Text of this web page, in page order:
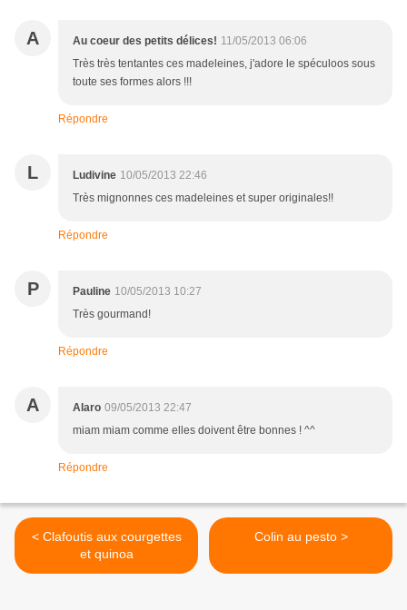
A Au coeur des petits délices! 11/05/2013 06:06
Très très tentantes ces madeleines, j'adore le spéculoos sous
toute ses formes alors !!!
Répondre
L Ludivine 10/05/2013 22:46
Très mignonnes ces madeleines et super originales!!
Répondre
P Pauline 10/05/2013 10:27
Très gourmand!
Répondre
A Alaro 09/05/2013 22:47
miam miam comme elles doivent être bonnes ! ^^
Répondre
< Clafoutis aux courgettes
et quinoa
Colin au pesto >